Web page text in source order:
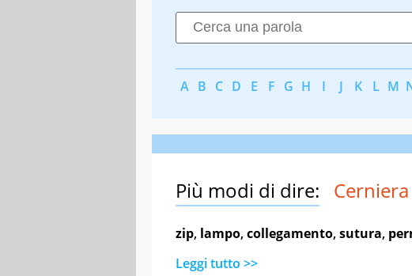
A B C D E F G H I J K L M
Più modi di dire: Cerniera
zip, lampo,collegamento,sutura,
Leggi tutto >>